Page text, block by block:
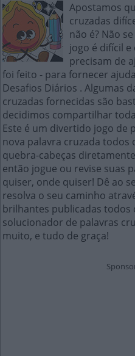
Apostamos
cruzadas
não é? Não
jogo é difícil
precisam de
foi feito - para fornecer
Desafios Diários . Algumas
cruzadas fornecidas são
decidimos compartilhar
Este é um divertido jogo de
nova palavra cruzada todos
quebra-cabeças
então jogue ou revise suas
quiser, onde quiser! Dê ao
resolva o seu caminho
brilhantes publicadas todos
solucionador de palavras
muito, e tudo de graça!